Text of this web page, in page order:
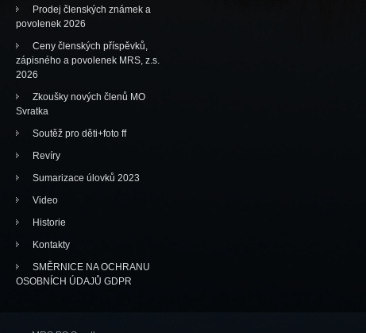
Prodej členských známek a
povolenek 2026
Ceny členských příspěvků,
zápisného a povolenek MRS, z.s.
2026
Zkoušky nových členů MO
Svratka
Soutěž pro děti+foto ff
Revíry
Sumarizace úlovků 2023
Video
Historie
Kontakty
SMĚRNICE NA OCHRANU
OSOBNÍCH ÚDAJŮ GDPR